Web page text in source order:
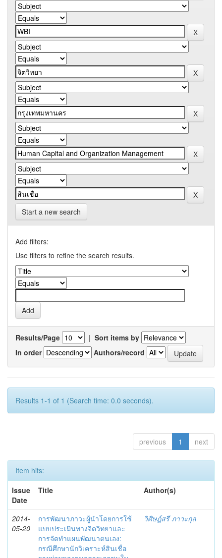
Start a new search
Add filters:
Use filters to refine the search results.
Results/Page | Sort items by
In order
Authors/record
Results 1-1 of 1 (Search time: 0.0 seconds).
previous 1 next
Item hits:
Issue
Date
Title Author(s)
2014-
05-20
การพัฒนาภาวะผู้นำโดยการใช้
แบบประเมินทางจิตวิทยาและ
การจัดทำแผนพัฒนาตนเอง:
กรณีศึกษานักวิเคราะห์สินเชื่อ
วิศิษฎ์สรี ภาวะกุล